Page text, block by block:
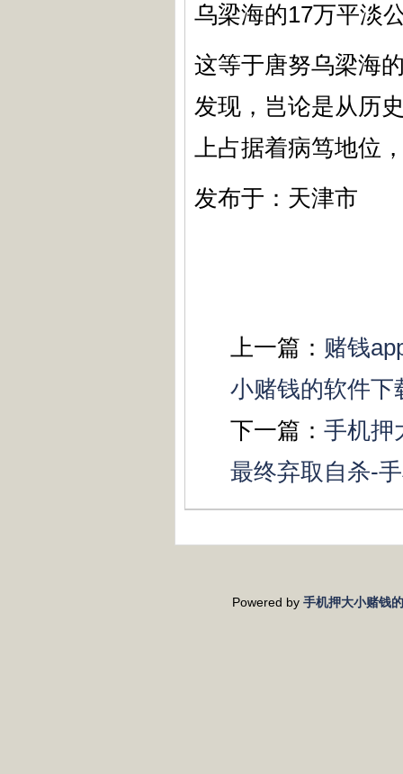
乌梁海的17万平淡
这等于唐努乌梁海
发现，岂论是从历
上占据着病笃地位
发布于：天津市
上一篇： 赌钱
小赌钱的软件下
下一篇： 手机押
最终弃取自杀-
Powered by 手机押大小赌钱